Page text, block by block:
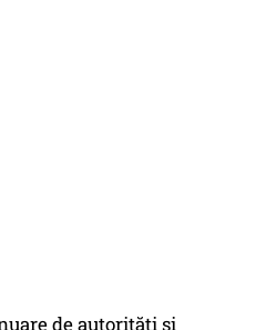
de autorități și